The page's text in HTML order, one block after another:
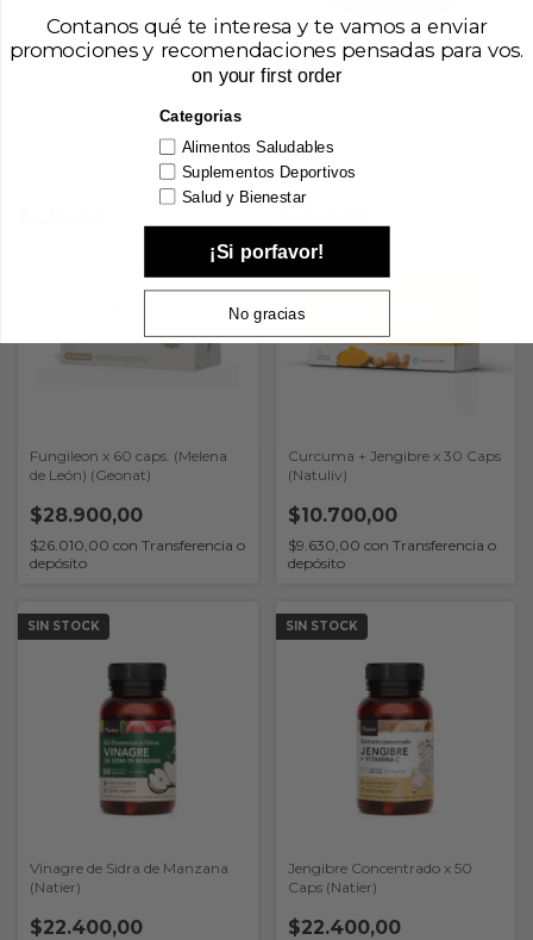
50 Caps (Natier)
$26.100,00 Melena de León 60 Cáps (VITS)
depósito
Fungileon x 60 caps. (Melena
de León) (Geonat)
$28.900,00
$26.010,00 con Transferencia o
depósito
Curcuma + Jengibre x 30 Caps
(Natuliv)
$10.700,00
$9.630,00 con Transferencia o
depósito
SIN STOCK
Vinagre de Sidra de Manzana
(Natier)
$22.400,00
SIN STOCK
Jengibre Concentrado x 50
Caps (Natier)
$22.400,00
Contanos qué te interesa y te vamos a enviar
promociones y recomendaciones pensadas para vos.
on your first order
Categorias
Alimentos Saludables
Suplementos Deportivos
Salud y Bienestar
¡Si porfavor!
No gracias